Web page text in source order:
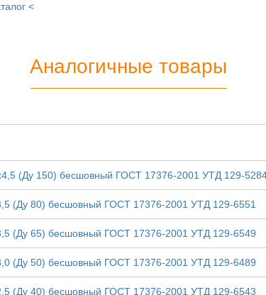
<
Аналогичные товары
(Ду 150) бесшовный ГОСТ 17376-2001 УТД 129-
(Ду 80) бесшовный ГОСТ 17376-2001 УТД 129-6551
(Ду 65) бесшовный ГОСТ 17376-2001 УТД 129-6549
(Ду 50) бесшовный ГОСТ 17376-2001 УТД 129-6489
(Ду 40) бесшовный ГОСТ 17376-2001 УТД 129-6543